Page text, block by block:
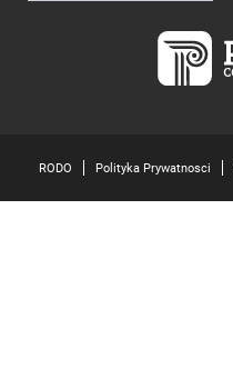
RODO Polityka Prywatnosci